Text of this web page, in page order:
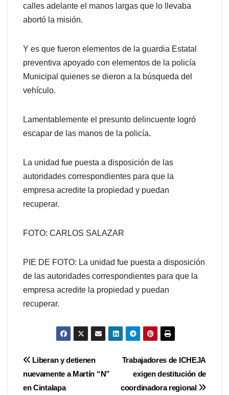
calles adelante el manos largas que lo llevaba
abortó la misión.
Y es que fueron elementos de la guardia Estatal
preventiva apoyado con elementos de la policía
Municipal quienes se dieron a la búsqueda del
vehículo.
Lamentablemente el presunto delincuente logró
escapar de las manos de la policía.
La unidad fue puesta a disposición de las
autoridades correspondientes para que la
empresa acredite la propiedad y puedan
recuperar.
FOTO: CARLOS SALAZAR
PIE DE FOTO: La unidad fue puesta a disposición
de las autoridades correspondientes para que la
empresa acredite la propiedad y puedan
recuperar.
Navegación
de
Trabajadores de ICHEJA
exigen destitución de
coordinadora regional
Liberan y detienen
nuevamente a Martín “N”
en Cintalapa